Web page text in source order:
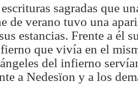
sagradas que
de verano tuvo una
estancias. Frente a él
que vivía en el
del infierno
a Nedesïon y a los